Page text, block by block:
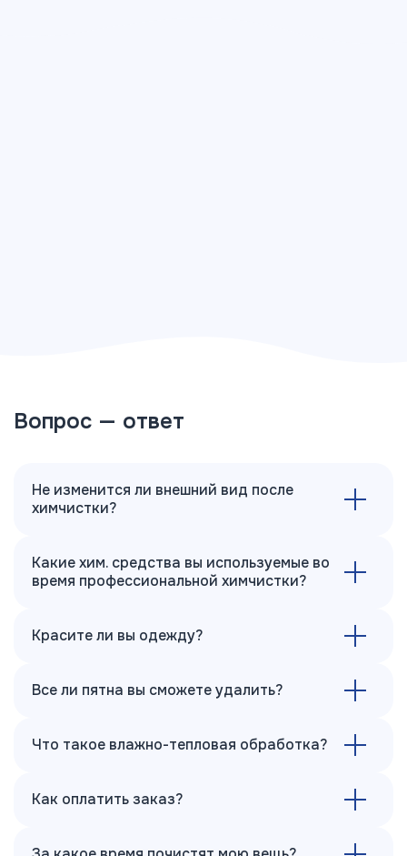
Вопрос — ответ
Не изменится ли внешний вид после
химчистки?
Какие хим. средства вы используемые во
время профессиональной химчистки?
Красите ли вы одежду?
Все ли пятна вы сможете удалить?
Что такое влажно-тепловая обработка?
Как оплатить заказ?